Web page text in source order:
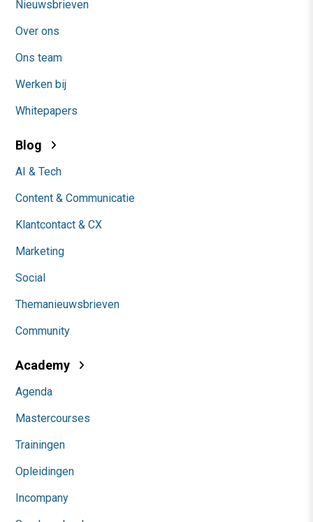
Nieuwsbrieven
Over ons
Ons team
Werken bij
Whitepapers
Blog
AI & Tech
Content & Communicatie
Klantcontact & CX
Marketing
Social
Themanieuwsbrieven
Community
Academy
Agenda
Mastercourses
Trainingen
Opleidingen
Incompany